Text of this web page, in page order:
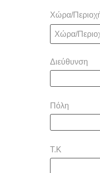
Χώρα/
Χώρα/
Διεύθυνση
Πόλη
Τ.Κ